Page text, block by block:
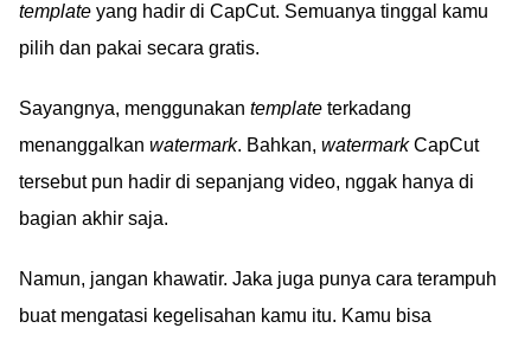
template yang hadir di CapCut. Semuanya tinggal kamu
pilih dan pakai secara gratis.
Sayangnya, menggunakan template terkadang
menanggalkan watermark. Bahkan, watermarkCapCut
tersebut pun hadir di sepanjang video, nggak hanya di
bagian akhir saja.
Namun, jangan khawatir. Jaka juga punya cara terampuh
buat mengatasi kegelisahan kamu itu. Kamu bisa